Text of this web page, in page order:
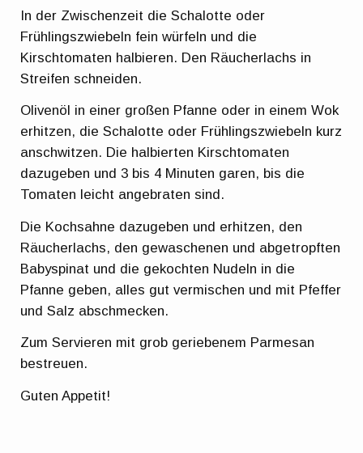
In der Zwischenzeit die Schalotte oder
Frühlingszwiebeln fein würfeln und die
Kirschtomaten halbieren. Den Räucherlachs in
Streifen schneiden.
Olivenöl in einer großen Pfanne oder in einem Wok
erhitzen, die Schalotte oder Frühlingszwiebeln kurz
anschwitzen. Die halbierten Kirschtomaten
dazugeben und 3 bis 4 Minuten garen, bis die
Tomaten leicht angebraten sind.
Die Kochsahne dazugeben und erhitzen, den
Räucherlachs, den gewaschenen und abgetropften
Babyspinat und die gekochten Nudeln in die
Pfanne geben, alles gut vermischen und mit Pfeffer
und Salz abschmecken.
Zum Servieren mit grob geriebenem Parmesan
bestreuen.
Guten Appetit!